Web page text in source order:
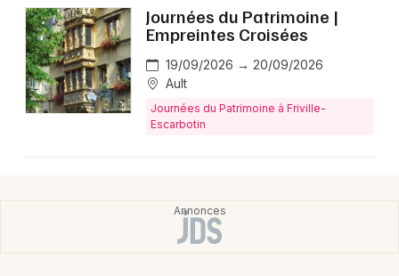
Choisir mes départements
Journées du Patrimoine |
Empreintes Croisées
19/09/2026 → 20/09/2026
Ault
Journées du Patrimoine à Friville-
Escarbotin